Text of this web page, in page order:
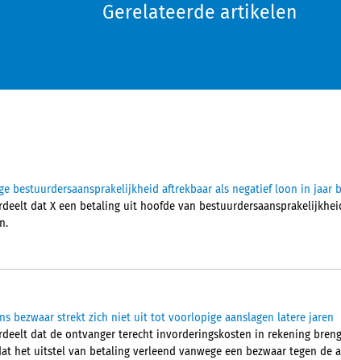
Gerelateerde artikelen
bestuurdersaansprakelijkheid aftrekbaar als negatief loon in jaar
dat X een betaling uit hoofde van
bezwaar strekt zich niet uit tot voorlopige aanslagen latere jaren
dat de ontvanger terecht invorderingskosten in rekening
het uitstel van betaling verleend vanwege een bezwaar tegen de